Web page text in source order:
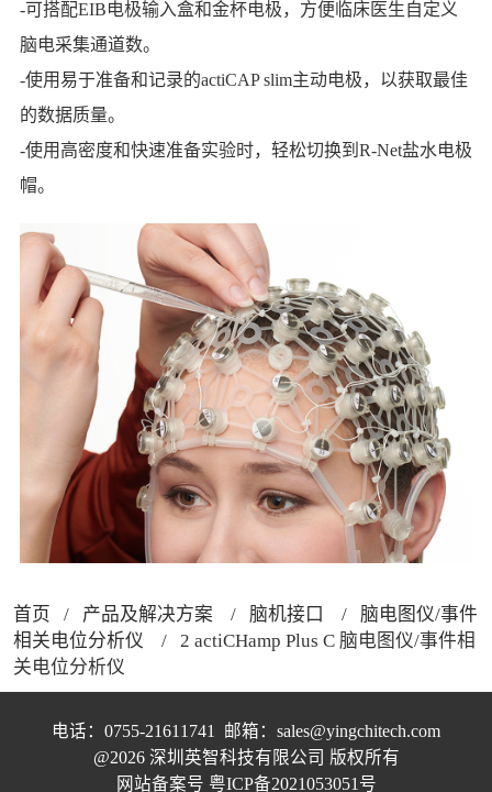
-可搭配EIB电极输入盒和金杯电极，方便临床医生自定义
脑电采集通道数。
-使用易于准备和记录的actiCAP slim主动电极，以获取最佳
的数据质量。
-使用高密度和快速准备实验时，轻松切换到R-Net盐水电极
帽。
首页 / 产品及解决方案 / 脑机接口 / 脑电图仪/事件
相关电位分析仪 / 2 actiCHamp Plus C 脑电图仪/事件相
关电位分析仪
电话：0755-21611741  邮箱：sales@yingchitech.com
@2026 深圳英智科技有限公司 版权所有
网站备案号 粤ICP备2021053051号